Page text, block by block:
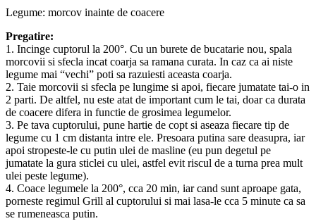
Legume: morcov inainte de coacere
Pregatire:
1. Incinge cuptorul la 200°. Cu un burete de bucatarie nou, spala
morcovii si sfecla incat coarja sa ramana curata. In caz ca ai niste
legume mai “vechi” poti sa razuiesti aceasta coarja.
2. Taie morcovii si sfecla pe lungime si apoi, fiecare jumatate tai-o in
2 parti. De altfel, nu este atat de important cum le tai, doar ca durata
de coacere difera in functie de grosimea legumelor.
3. Pe tava cuptorului, pune hartie de copt si aseaza fiecare tip de
legume cu 1 cm distanta intre ele. Presoara putina sare deasupra, iar
apoi stropeste-le cu putin ulei de masline (eu pun degetul pe
jumatate la gura sticlei cu ulei, astfel evit riscul de a turna prea mult
ulei peste legume).
4. Coace legumele la 200°, cca 20 min, iar cand sunt aproape gata,
porneste regimul Grill al cuptorului si mai lasa-le cca 5 minute ca sa
se rumeneasca putin.